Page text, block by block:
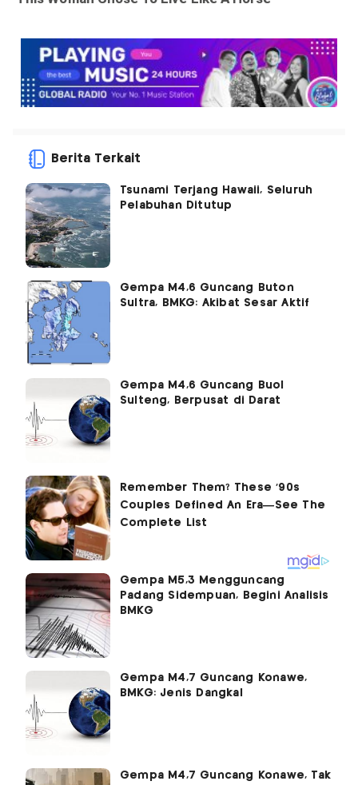
Berita Terkait
Tsunami Terjang Hawaii, Seluruh
Pelabuhan Ditutup
Gempa M4,6 Guncang Buton
Sultra, BMKG: Akibat Sesar Aktif
Gempa M4,6 Guncang Buol
Sulteng, Berpusat di Darat
Gempa M5,3 Mengguncang
Padang Sidempuan, Begini Analisis
BMKG
Gempa M4,7 Guncang Konawe,
BMKG: Jenis Dangkal
Gempa M4,7 Guncang Konawe, Tak